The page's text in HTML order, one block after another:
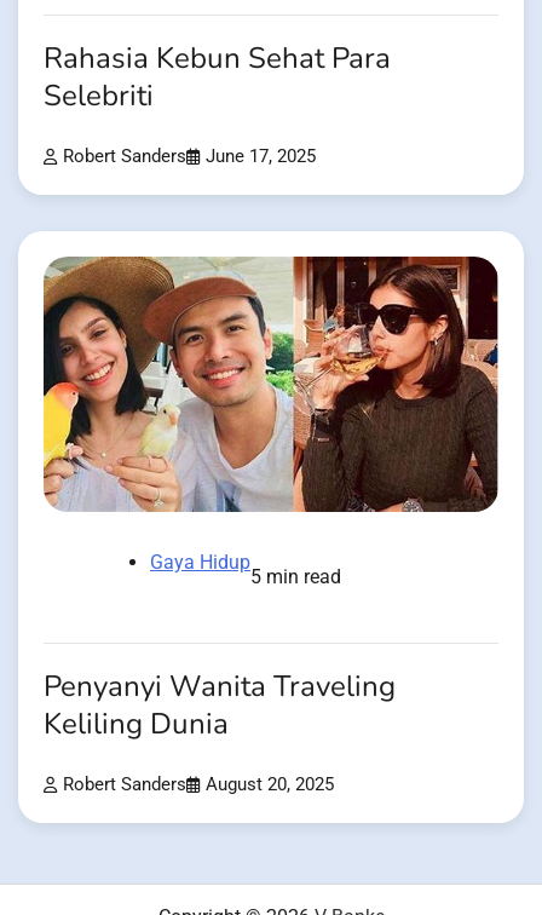
Rahasia Kebun Sehat Para
Selebriti
Robert Sanders June 17, 2025
Gaya Hidup
5 min read
Penyanyi Wanita Traveling
Keliling Dunia
Robert Sanders August 20, 2025